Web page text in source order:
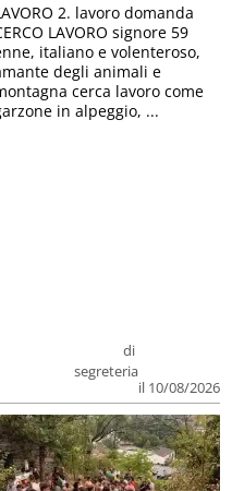
di
segreteria
il 10/08/2026
2. lavoro domanda
LAVORO signore 59
italiano e volenteroso,
degli animali e
cerca lavoro come
in alpeggio, ...